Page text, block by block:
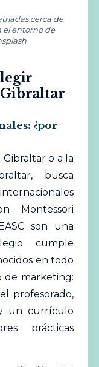
cerca de
el entorno de
Gibraltar
¿por
o a la
busca
Montessori
son una
cumple
en todo
de marketing:
profesorado,
un currículo
prácticas